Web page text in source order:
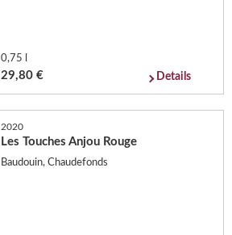
0,75 l
29,80 € Details
2020
Les Touches Anjou Rouge
Baudouin, Chaudefonds